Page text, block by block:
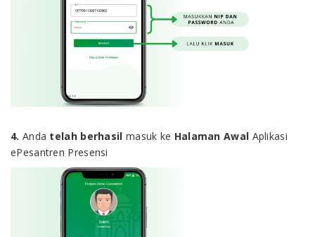
4. Anda telah berhasil masuk ke Halaman Awal Aplikasi
ePesantren Presensi